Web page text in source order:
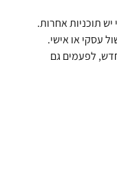
תוכניות אחרות.
עסקי או אישי.
לפעמים גם